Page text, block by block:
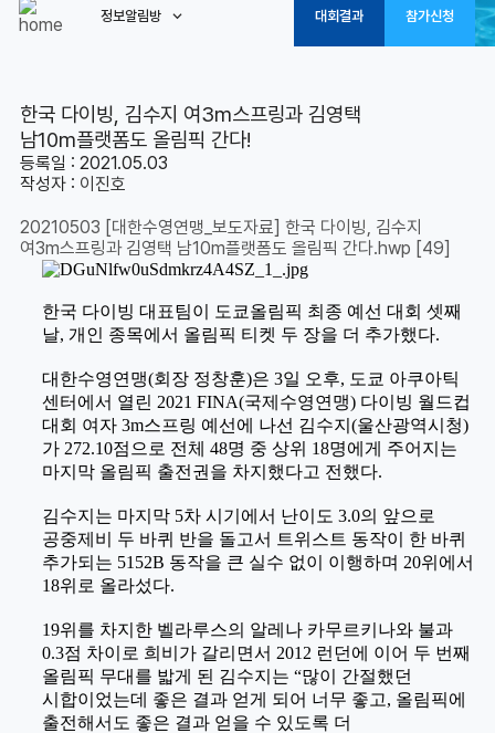
정보알림방 대회결과 참가신청
한국 다이빙, 김수지 여3m스프링과 김영택
남10m플랫폼도 올림픽 간다!
등록일 : 2021.05.03
작성자 : 이진호
20210503 [대한수영연맹_보도자료] 한국 다이빙, 김수지
여3m스프링과 김영택 남10m플랫폼도 올림픽 간다.hwp [49]
한국 다이빙 대표팀이 도쿄올림픽 최종 예선 대회 셋째
날, 개인 종목에서 올림픽 티켓 두 장을 더 추가했다.
대한수영연맹(회장 정창훈)은 3일 오후, 도쿄 아쿠아틱
센터에서 열린 2021 FINA(국제수영연맹) 다이빙 월드컵
대회 여자 3m스프링 예선에 나선 김수지 (울산광역시청)
가 272.10점으로 전체 48명 중 상위 18명에게 주어지는
마지막 올림픽 출전권을 차지했다고 전했다.
김수지는 마지막 5차 시기에서 난이도 3.0의 앞으로
공중제비 두 바퀴 반을 돌고서 트위스트 동작이 한 바퀴
추가되는 5152B 동작을 큰 실수 없이 이행하며 20위에서
18위로 올라섰다.
19위를 차지한 벨라루스의 알레나 카무르키나와 불과
0.3점 차이로 희비가 갈리면서 2012 런던에 이어 두 번째
올림픽 무대를 밟게 된 김수지는 “많이 간절했던
시합이었는데 좋은 결과 얻게 되어 너무 좋고, 올림픽에
출전해서도 좋은 결과 얻을 수 있도록 더